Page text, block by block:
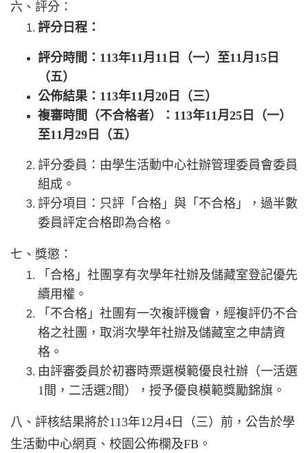
六、評分：
評分日程：
評分時間：113年11月11日（一）至11月15日
（五）
公佈結果：113年11月20日（三）
複審時間（不合格者）：113年11月25日（一）
至11月29日（五）
評分委員：由學生活動中心社辦管理委員會委員
組成。
評分項目：只評「合格」與「不合格」，過半數
委員評定合格即為合格。
七、獎懲：
「合格」社團享有次學年社辦及儲藏室登記優先
續用權。
「不合格」社團有一次複評機會，經複評仍不合
格之社團，取消次學年社辦及儲藏室之申請資
格。
由評審委員於初審時票選模範優良社辦（一活選
1間，二活選2間），授予優良模範獎勵錦旗。
八、評核結果將於113年12月4日（三）前，公告於學
生活動中心網頁、校園公佈欄及FB。